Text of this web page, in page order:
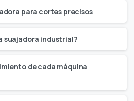
para cortes precisos
suajadora industrial?
de cada máquina